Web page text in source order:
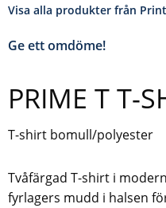
Visa alla produkter från
Ge ett omdöme!
PRIME T T-
T-shirt bomull/polyester
Tvåfärgad T-shirt i
fyrlagers mudd i halsen